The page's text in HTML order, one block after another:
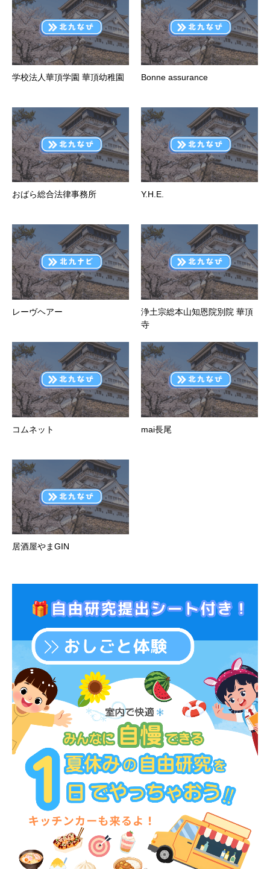
学校法人華頂学園 華頂幼稚園 Bonne assurance
おばら総合法律事務所 Y.H.E.
レーヴヘアー
浄土宗総本山知恩院別院 華頂
寺
コムネット mai長尾
居酒屋やまGIN